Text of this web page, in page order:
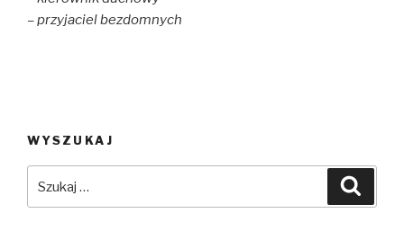
– przyjaciel bezdomnych
WYSZUKAJ